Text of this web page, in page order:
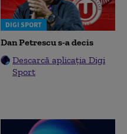
DIGI SPORT
Dan Petrescu s-a decis
Descarcă aplicația Digi
Sport